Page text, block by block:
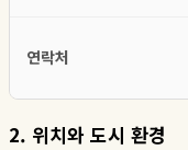
연락처
2. 위치와 도시 환경